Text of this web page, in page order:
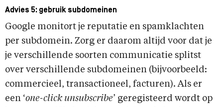
Advies 5: gebruik subdomeinen
Google monitort je reputatie en spamklachten
per subdomein. Zorg er daarom altijd voor dat je
je verschillende soorten communicatie splitst
over verschillende subdomeinen (bijvoorbeeld:
commercieel, transactioneel, facturen). Als er
een ‘one-click unsubscribe’ geregisteerd wordt op